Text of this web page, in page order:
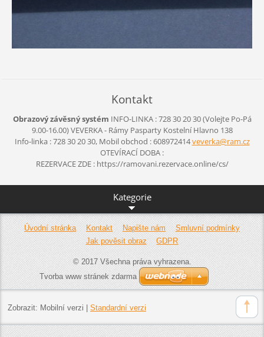
Kontakt
Obrazový závěsný systém INFO-LINKA : 728 30 20 30 (Volejte Po-Pá
9.00-16.00)VEVERKA - Rámy PaspartyKostelní Hlavno 138
Info-linka : 728 30 20 30, Mobil obchod : 608972414veverka@ram.cz
OTEVÍRACÍ DOBA :
REZERVACE ZDE : https://ramovani.rezervace.online/cs/
Kategorie
Úvodní stránka Kontakt Napište nám
Smluvní podmínky
Jak pověsit obraz
GDPR
© 2017 Všechna práva vyhrazena.
Tvorba www stránek zdarma
Zobrazit: Mobilní verzi | Standardní verzi